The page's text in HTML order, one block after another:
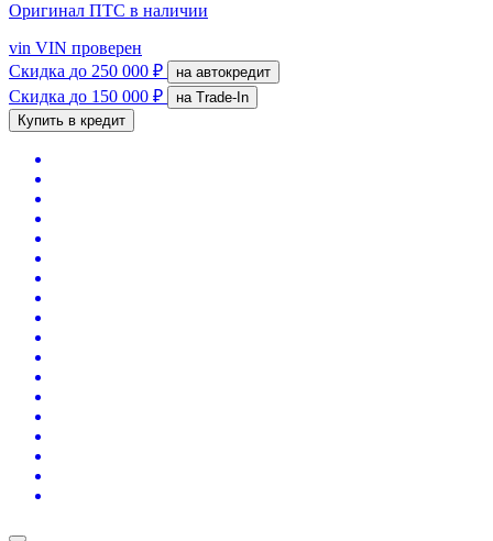
Оригинал ПТС в наличии
vin VIN проверен
Скидка до 250 000 ₽ на автокредит
Скидка до 150 000 ₽
на Trade-In
Купить в кредит